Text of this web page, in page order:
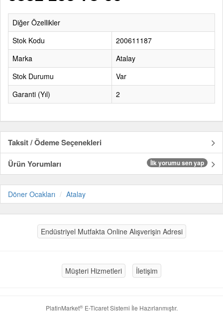
Diğer Özellikler
Stok Kodu
200611187
Marka
Atalay
Stok Durumu
Var
Garanti (Yıl)
2
Taksit / Ödeme Seçenekleri
Ürün Yorumları
İlk yorumu sen yap
Döner Ocakları Atalay
Endüstriyel Mutfakta Online Alışverişin Adresi
Müşteri Hizmetleri İletişim
PlatinMarket®E-Ticaret Sistemi İle Hazırlanmıştır.